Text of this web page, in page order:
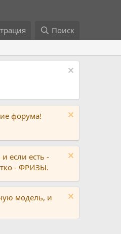
Поиск
форума!
если есть -
- ФРИЗЫ.
модель, и